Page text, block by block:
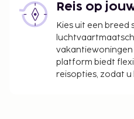
Reis op
Kies uit een breed
platform biedt
reisopties, zodat u